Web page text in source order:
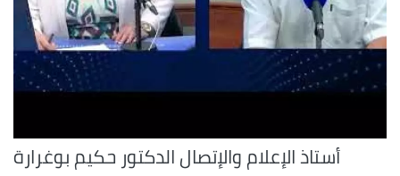
أستاذ الإعلام والإتصال الدكتور حكيم بوغرارة